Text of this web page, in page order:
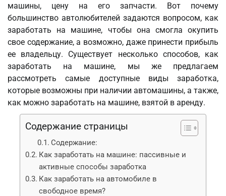
машины, цену на его запчасти. Вот почему
большинство автолюбителей задаются вопросом, как
заработать на машине, чтобы она смогла окупить
свое содержание, а возможно, даже принести прибыль
ее владельцу. Существует несколько способов, как
заработать на машине, мы же предлагаем
рассмотреть самые доступные виды заработка,
которые возможны при наличии автомашины, а также,
как можно заработать на машине, взятой в аренду.
Содержание страницы
Содержание:
Как заработать на машине: пассивные и
активные способы заработка
Как заработать на автомобиле в
свободное время?